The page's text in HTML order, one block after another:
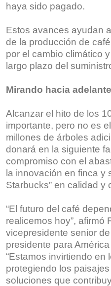
haya sido pagado.
Estos avances ayudan
de la producción de
por el cambio climático
largo plazo del
Mirando hacia
Alcanzar el hito de los
importante, pero no es
millones de árboles
donará en la siguiente
compromiso con el
la innovación en finca y
Starbucks” en calidad y
“El futuro del café
realicemos hoy”, afirmó
vicepresidente senior
presidente para
“Estamos invirtiendo en
protegiendo los
soluciones que